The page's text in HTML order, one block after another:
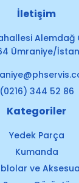
İletişim
Alemdağ
Ümraniye/
(0216) 344 52 86
Kategoriler
Yedek Parça
Kumanda
ve